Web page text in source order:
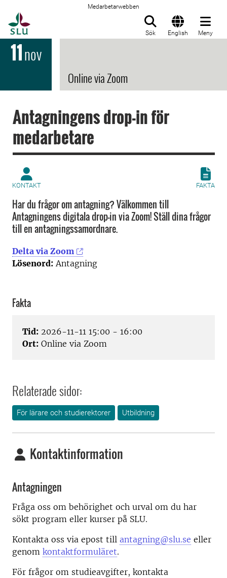
Medarbetarwebben
Sök English Meny
11nov
Online via Zoom
Antagningens drop-in för
medarbetare
KONTAKT FAKTA
Har du frågor om antagning? Välkommen till
Antagningens digitala drop-in via Zoom! Ställ dina frågor
till en antagningssamordnare.
Delta via Zoom
Lösenord: Antagning
Fakta
Tid: 2026-11-11 15:00 - 16:00
Ort: Online via Zoom
Relaterade sidor:
För lärare och studierektorer Utbildning
Kontaktinformation
Antagningen
Fråga oss om behörighet och urval om du har
sökt program eller kurser på SLU.
Kontakta oss via epost till antagning@slu.se eller
genom kontaktformuläret.
För frågor om studieavgifter, kontakta